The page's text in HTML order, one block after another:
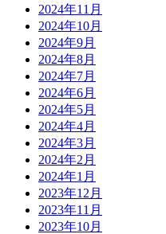
2024年11月
2024年10月
2024年9月
2024年8月
2024年7月
2024年6月
2024年5月
2024年4月
2024年3月
2024年2月
2024年1月
2023年12月
2023年11月
2023年10月